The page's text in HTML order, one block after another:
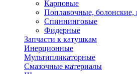
Карповые
Поплавочные, болонские,
Спиннинговые
Фидерные
Запчасти к катушкам
Инерционные
Мультипликаторные
Смазочные материалы